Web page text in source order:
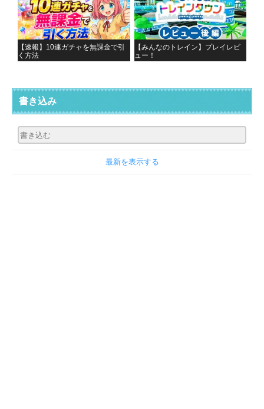
【速報】10連ガチャを無課金で引
く方法
【みんなのトレイン】プレイレビ
ュー！
書き込み
最新を表示する